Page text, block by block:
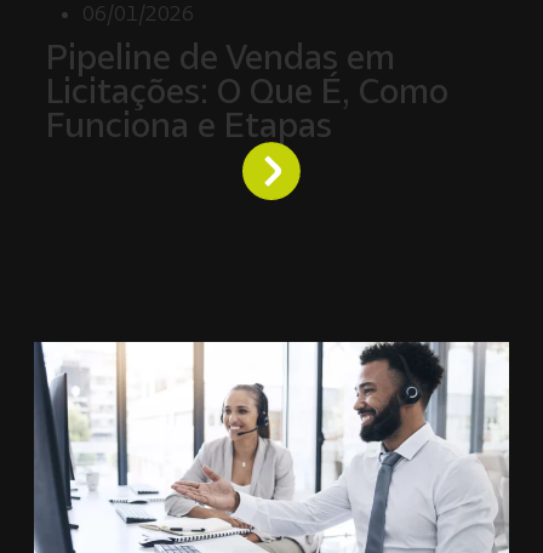
06/01/2026
Pipeline de Vendas em
Licitações: O Que É, Como
Funciona e Etapas